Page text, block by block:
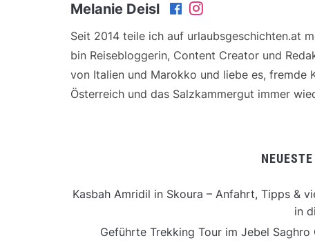
Melanie Deisl
Seit 2014 teile ich auf urlaubsgeschichten.at
bin Reisebloggerin, Content Creator und
von Italien und Marokko und liebe es, fremde
Österreich und das Salzkammergut immer
Kasbah Amridil in Skoura – Anfahrt, Tipps &
in
Geführte Trekking Tour im Jebel Saghro